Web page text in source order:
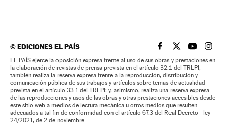
©EDICIONES EL PAÍS EL PAÍS BRASIL EN
EL PAÍSEL PAÍS
EL
EL PAÍS ejerce la oposición expresa frente al uso de sus obras y prestaciones en
la elaboración de revistas de prensa prevista en el artículo 32.1 del TRLPI;
también realiza la reserva expresa frente a la reproducción, distribución y
comunicación pública de sus trabajos y artículos sobre temas de actualidad
prevista en el artículo 33.1 del TRLPI; y, asimismo, realiza una reserva expresa
de las reproducciones y usos de las obras y otras prestaciones accesibles desde
este sitio web a medios de lectura mecánica u otros medios que resulten
adecuados a tal fin de conformidad con el artículo 67.3 del Real Decreto - ley
24/2021, de 2 de noviembre